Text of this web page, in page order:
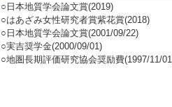
○日本地質学会論文賞(2019)
○はあざみ女性研究者賞紫花賞(2018)
○日本地質学会論文賞(2001/09/22)
○実吉奨学金(2000/09/01)
○地圏長期評価研究協会奨励費(1997/11/